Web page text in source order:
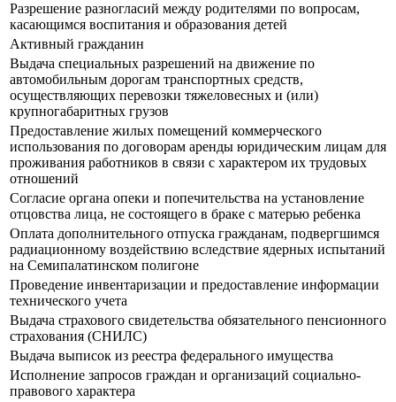
Разрешение разногласий между родителями по вопросам,
касающимся воспитания и образования детей
Активный гражданин
Выдача специальных разрешений на движение по
автомобильным дорогам транспортных средств,
осуществляющих перевозки тяжеловесных и (или)
крупногабаритных грузов
Предоставление жилых помещений коммерческого
использования по договорам аренды юридическим лицам для
проживания работников в связи с характером их трудовых
отношений
Согласие органа опеки и попечительства на установление
отцовства лица, не состоящего в браке с матерью ребенка
Оплата дополнительного отпуска гражданам, подвергшимся
радиационному воздействию вследствие ядерных испытаний
на Семипалатинском полигоне
Проведение инвентаризации и предоставление информации
технического учета
Выдача страхового свидетельства обязательного пенсионного
страхования (СНИЛС)
Выдача выписок из реестра федерального имущества
Исполнение запросов граждан и организаций социально-
правового характера